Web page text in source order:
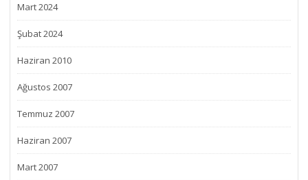
Mart 2024
Şubat 2024
Haziran 2010
Ağustos 2007
Temmuz 2007
Haziran 2007
Mart 2007